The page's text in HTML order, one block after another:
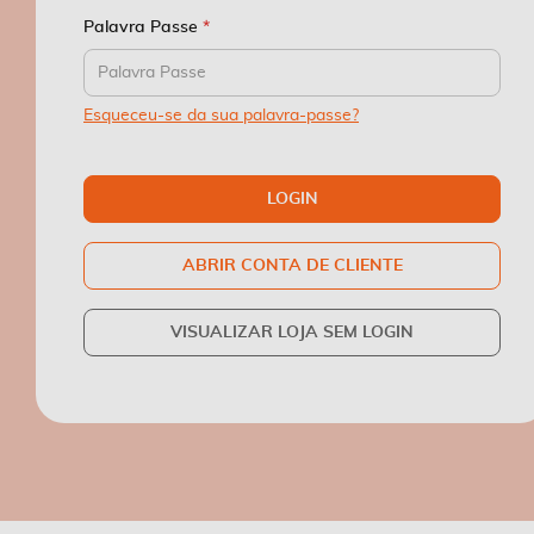
Palavra Passe
Esqueceu-se da sua palavra-passe?
LOGIN
ABRIR CONTA DE CLIENTE
VISUALIZAR LOJA SEM LOGIN